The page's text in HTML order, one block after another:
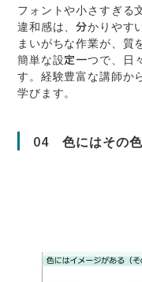
フォントや小さすぎる
違和感は、分かりやす
まいがちな作業が、質
簡単な設定一つで、日
す。経験豊富な講師か
学びます。
04 色にはその